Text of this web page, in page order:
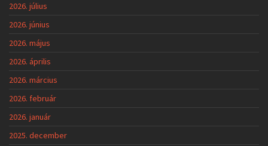
2026. július
2026. június
2026. május
2026. április
2026. március
2026. február
2026. január
2025. december